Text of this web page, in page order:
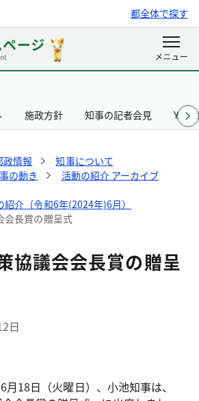
都全体で探す
施政方針 知事の記者会見
政情報
知事について
の動き
活動の紹介 アーカイブ
介（令和6年(2024年)6月）
会長賞の贈呈式
協議会会長賞の贈呈
日
18日（火曜日）、小池知事は、